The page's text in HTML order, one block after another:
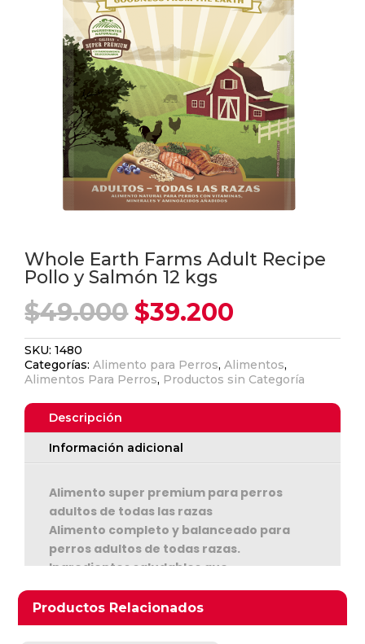
Ver Carrito
Whole Earth Farms Adult Recipe
Pollo y Salmón 12 kgs
$49.000 El
precio
original
era:
$49.000.
$39.200
precio
actual
es:
$39.200.
SKU:1480
Categorías:Alimento para Perros,Alimentos,
Alimentos Para Perros, Productos sin Categoría
Descripción
Información adicional
Alimento super premium para perros
adultos de todas las razas
Alimento completo y balanceado para
perros adultos de todas razas.
Ingredientes saludables que
avanzada como pollo, salmón, cebada,
arándanos, arroz integral, perejil, tomillo
Productos Relacionados
Productos relacionados